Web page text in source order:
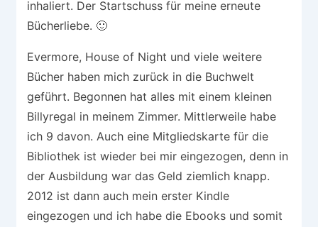
inhaliert. Der Startschuss für meine erneute
Bücherliebe. 🙂
Evermore, House of Night und viele weitere
Bücher haben mich zurück in die Buchwelt
geführt. Begonnen hat alles mit einem kleinen
Billyregal in meinem Zimmer. Mittlerweile habe
ich 9 davon. Auch eine Mitgliedskarte für die
Bibliothek ist wieder bei mir eingezogen, denn in
der Ausbildung war das Geld ziemlich knapp.
2012 ist dann auch mein erster Kindle
eingezogen und ich habe die Ebooks und somit